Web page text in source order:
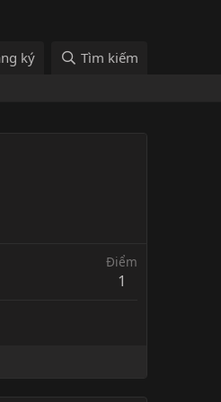
ký Tìm kiếm
Điểm
1